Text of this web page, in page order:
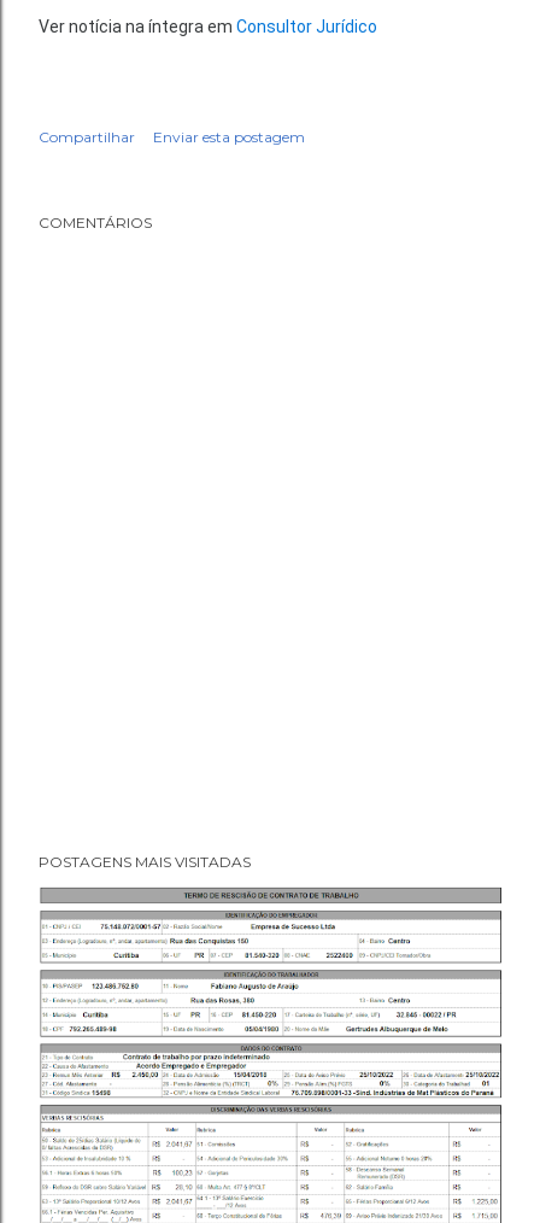
Ver notícia na íntegra em Consultor Jurídico
Compartilhar Enviar esta postagem
COMENTÁRIOS
POSTAGENS MAIS VISITADAS